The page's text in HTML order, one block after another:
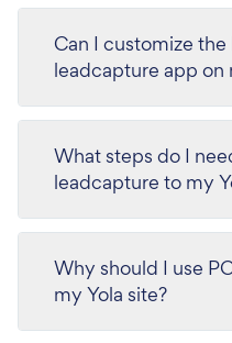
Can I customize
leadcapture app on
What steps do I
leadcapture to my
Why should I use
my Yola site?